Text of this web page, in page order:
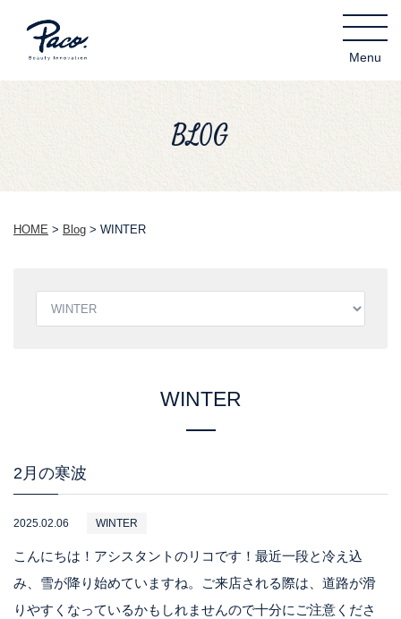
BLOG
HOME > Blog > WINTER
WINTER
2月の寒波
2025.02.06 WINTER
こんにちは！アシスタントのリコです！最近一段と冷え込
み、雪が降り始めていますね。ご来店される際は、道路が滑
りやすくなっているかもしれませんので十分にご注意くださ